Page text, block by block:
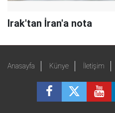
Irak'tan İran'a nota
Anasayfa Künye İletişim